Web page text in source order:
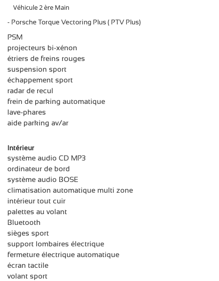
Véhicule 2 ère Main
- Porsche Torque Vectoring Plus ( PTV Plus)
PSM
projecteurs bi-xénon
étriers de freins rouges
suspension sport
échappement sport
radar de recul
frein de parking automatique
lave-phares
aide parking av/ar
Intérieur
système audio CD MP3
ordinateur de bord
système audio BOSE
climatisation automatique multi zone
intérieur tout cuir
palettes au volant
Bluetooth
sièges sport
support lombaires électrique
fermeture électrique automatique
écran tactile
volant sport